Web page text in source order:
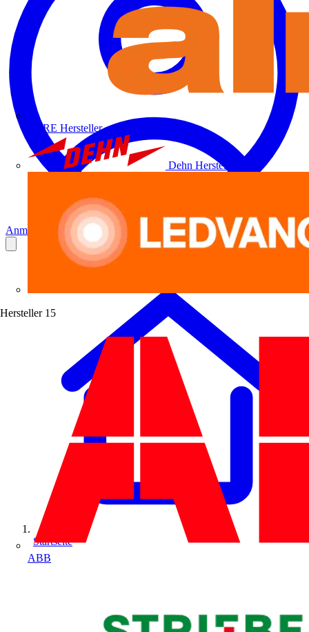
ALRE Hersteller
Dehn Hersteller
Hersteller 15
ABB
Anmelden Registrierung
Startseite